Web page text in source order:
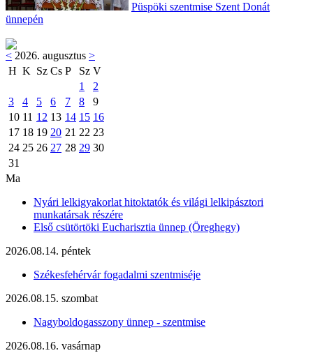
Püspöki szentmise Szent Donát
ünnepén
< 2026. augusztus >
H K Sz Cs P Sz V
1
2
3
4 5 6 7 8
9
10 11 12 13 14 15 16
17 18 19 20 21 22 23
24 25 26 27 28 29 30
31
Ma
Nyári lelkigyakorlat hitoktatók és világi lelkipásztori
munkatársak részére
Első csütörtöki Eucharisztia ünnep (Öreghegy)
2026.08.14. péntek
Székesfehérvár fogadalmi szentmiséje
2026.08.15. szombat
Nagyboldogasszony ünnep - szentmise
2026.08.16. vasárnap